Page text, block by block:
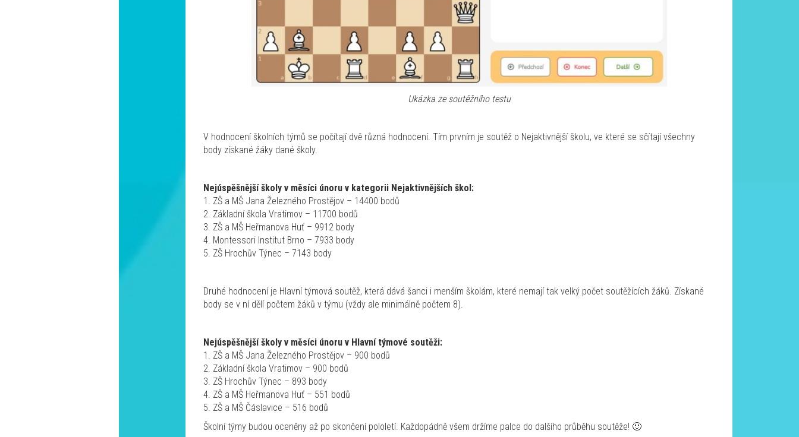
Ukázka ze soutěžního testu
V hodnocení školních týmů se počítají dvě různá hodnocení. Tím prvním je soutěž o Nejaktivnější školu, ve které se sčítají všechny
body získané žáky dané školy.
Nejúspěšnější školy v měsíci únoru v kategorii Nejaktivnějších škol:
1. ZŠ a MŠ Jana Železného Prostějov – 14400 bodů
2. Základní škola Vratimov – 11700 bodů
3. ZŠ a MŠ Heřmanova Huť – 9912 body
4. Montessori Institut Brno – 7933 body
5. ZŠ Hrochův Týnec – 7143 body
Druhé hodnocení je Hlavní týmová soutěž, která dává šanci i menším školám, které nemají tak velký počet soutěžících žáků. Získané
body se v ní dělí počtem žáků v týmu (vždy ale minimálně počtem 8).
Nejúspěšnější školy v měsíci únoru v Hlavní týmové soutěži:
1. ZŠ a MŠ Jana Železného Prostějov – 900 bodů
2. Základní škola Vratimov – 900 bodů
3. ZŠ Hrochův Týnec – 893 body
4. ZŠ a MŠ Heřmanova Huť – 551 bodů
5. ZŠ a MŠ Čáslavice – 516 bodů
Školní týmy budou oceněny až po skončení pololetí. Každopádně všem držíme palce do dalšího průběhu soutěže! 🙂